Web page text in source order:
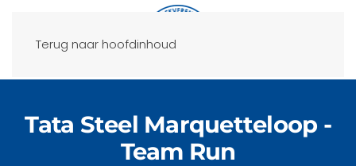
Terug naar hoofdinhoud
Tata Steel Marquetteloop -
Team Run